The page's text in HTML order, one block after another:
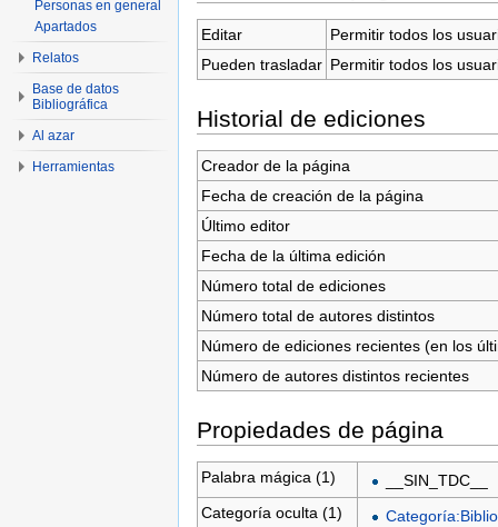
Editar
Permitir todos los
Pueden trasladar Permitir todos los
Historial de ediciones
Creador de la página
Fecha de creación de la página
Último editor
Fecha de la última edición
Número total de ediciones
Número total de autores distintos
Número de ediciones recientes (en los
Número de autores distintos recientes
Propiedades de página
Palabra mágica (1)
__SIN_TDC__
Categoría oculta (1)
Personas en general
Apartados
Relatos
Base de datos
Bibliográfica
Al azar
Herramientas